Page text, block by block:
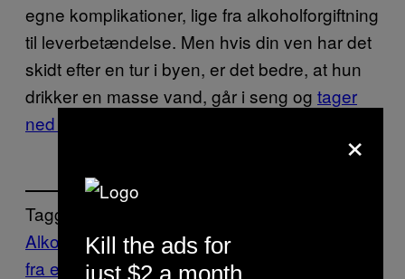
egne komplikationer, lige fra alkoholforgiftning
til leverbetændelse. Men hvis din ven har det
skidt efter en tur i byen, er det bedre, at hun
drikker en masse vand, går i seng og tager
ned og træner dagen efter
Tagged:
Alkohol
druk druktur opkast
fra en ven Tonic tømmermænd
×
Kill the ads for
just $2 a month